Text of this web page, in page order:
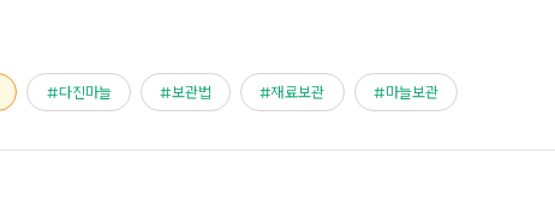
다진마늘 보관법 재료보관 마늘보관